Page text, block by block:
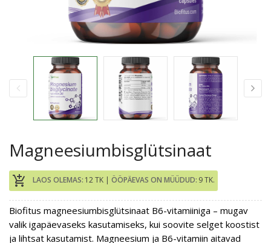
Magneesiumbisglütsinaat
add_shopping_cart LAOS OLEMAS: 12 TK | ÖÖPÄEVAS ON MÜÜDUD: 9 TK.
Biofitus magneesiumbisglütsinaat B6-vitamiiniga – mugav
valik igapäevaseks kasutamiseks, kui soovite selget koostist
ja lihtsat kasutamist. Magneesium ja B6-vitamiin aitavad